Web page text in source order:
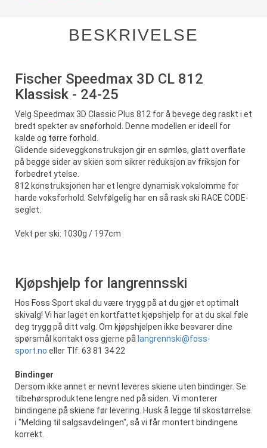
BESKRIVELSE
Fischer Speedmax 3D CL 812
Klassisk - 24-25
Velg Speedmax 3D Classic Plus 812 for å bevege deg raskt i et
bredt spekter av snøforhold. Denne modellen er ideell for
kalde og tørre forhold.
Glidende sideveggkonstruksjon gir en sømløs, glatt overflate
på begge sider av skien som sikrer reduksjon av friksjon for
forbedret ytelse.
812 konstruksjonen har et lengre dynamisk vokslomme for
harde voksforhold. Selvfølgelig har en så rask ski RACE CODE-
seglet.
Vekt per ski: 1030g / 197cm
Kjøpshjelp for langrennsski
Hos Foss Sport skal du være trygg på at du gjør et optimalt
skivalg! Vi har laget en kortfattet kjøpshjelp for at du skal føle
deg trygg på ditt valg. Om kjøpshjelpen ikke besvarer dine
spørsmål kontakt oss gjerne på langrennski@foss-
sport.no eller Tlf: 63 81 34 22
Bindinger
Dersom ikke annet er nevnt leveres skiene uten bindinger. Se
tilbehørsproduktene lengre ned på siden. Vi monterer
bindingene på skiene før levering. Husk å legge til skostørrelse
i "Melding til salgsavdelingen", så vi får montert bindingene
korrekt.